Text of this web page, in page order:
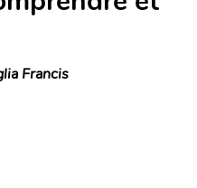
Francis